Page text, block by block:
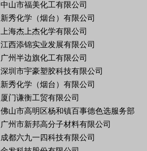
中山市福美化工有限公司
新秀化学（烟台）有限公司
上海杰上杰化学有限公司
江西添锦实业发展有限公司
广州半边旗化工有限公司
深圳市宇豪塑胶科技有限公司
新秀化学（烟台）有限公司
厦门谦衡工贸有限公司
佛山市高明区杨和镇百事德色选服务部
广州市新邦高分子材料有限公司
成都六九一四科技有限公司